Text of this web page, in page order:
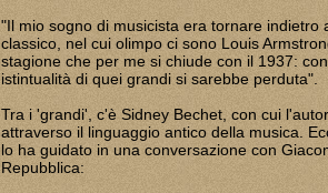
"Il mio sogno di musicista era tornare indietro
classico, nel cui olimpo ci sono Louis
stagione che per me si chiude con il 1937:
istintualità di quei grandi si sarebbe perduta".
Tra i 'grandi', c'è Sidney Bechet, con cui
attraverso il linguaggio antico della musica.
lo ha guidato in una conversazione con
Repubblica: